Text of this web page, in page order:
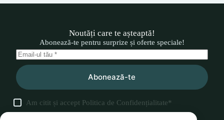
Noutăți care te așteaptă!
Abonează-te pentru surprize și oferte speciale!
Abonează-te
Am citit și accept Politica de Confidențialitate*